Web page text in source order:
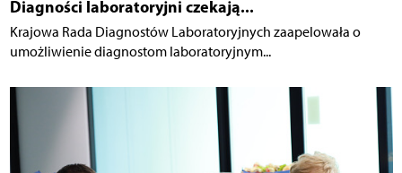
Diagności laboratoryjni czekają...
Krajowa Rada Diagnostów Laboratoryjnych zaapelowała o
umożliwienie diagnostom laboratoryjnym...